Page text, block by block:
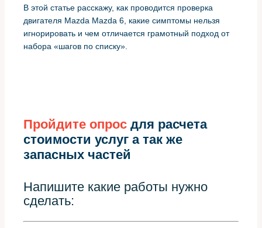
В этой статье расскажу, как проводится проверка
двигателя Mazda Mazda 6, какие симптомы нельзя
игнорировать и чем отличается грамотный подход от
набора «шагов по списку».
Пройдите опрос для расчета
стоимости услуг а так же
запасных частей
Напишите какие работы нужно
сделать: